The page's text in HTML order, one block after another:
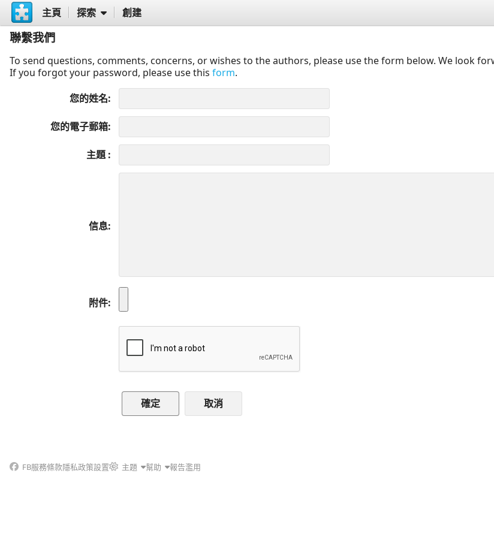
主頁 探索 創建
聯繫我們
To send questions, comments, concerns, or wishes to the authors, please use the form below. We look
If you forgot your password, please use this form.
您的姓名
您的電子郵箱
主題
信息
附件
取消
FB服務條款隱私政策設置 主題 幫助 報告濫用